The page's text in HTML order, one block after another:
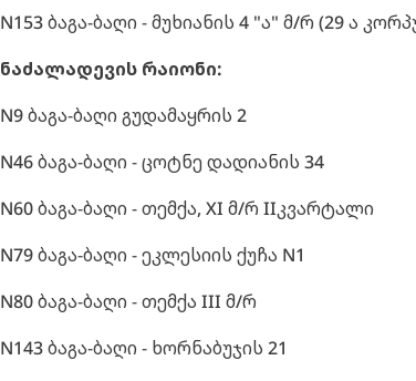
N153 ბაგა-ბაღი - მუხიანის 4 "ა" მ/რ (29 ა
ნაძალადევის რაიონი:
N9 ბაგა-ბაღი გუდამაყრის 2
N46 ბაგა-ბაღი - ცოტნე დადიანის 34
N60 ბაგა-ბაღი - თემქა, XI მ/რ IIკვარტალი
N79 ბაგა-ბაღი - ეკლესიის ქუჩა N1
N80 ბაგა-ბაღი - თემქა III მ/რ
N143 ბაგა-ბაღი - ხორნაბუჯის 21